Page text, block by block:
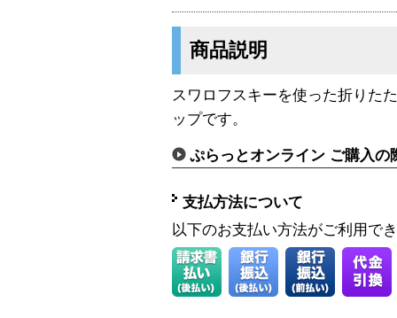
商品説明
スワロフスキーを使った折りた
ップです。
ぷらっとオンライン ご購入の
支払方法について
以下のお支払い方法がご利用で